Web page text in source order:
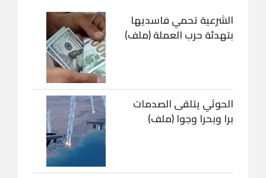
الشرعية تحمي فاسديها
بتهدئة حرب العملة (ملف)
الحوثي يتلقى الصدمات
برا وبحرا وجوا (ملف)